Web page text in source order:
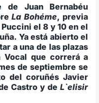
Juan Bernabéu
La Bohéme, previa
el 8 y 10 en el
Ya está abierto el
a una de las plazas
que correrá a
de septiembre se
del coruñés Javier
Castro y deL`elisir